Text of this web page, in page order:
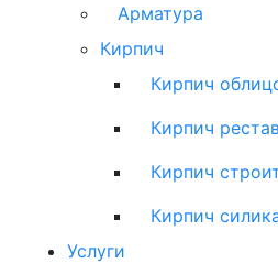
Арматура
Кирпич
Кирпич
Кирпич
Кирпич
Кирпич
Услуги